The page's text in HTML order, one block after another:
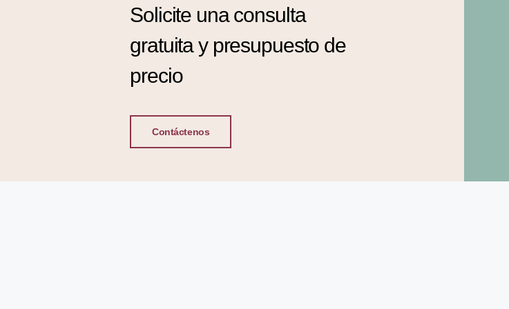
Solicite una consulta
gratuita y presupuesto de
precio
Contáctenos